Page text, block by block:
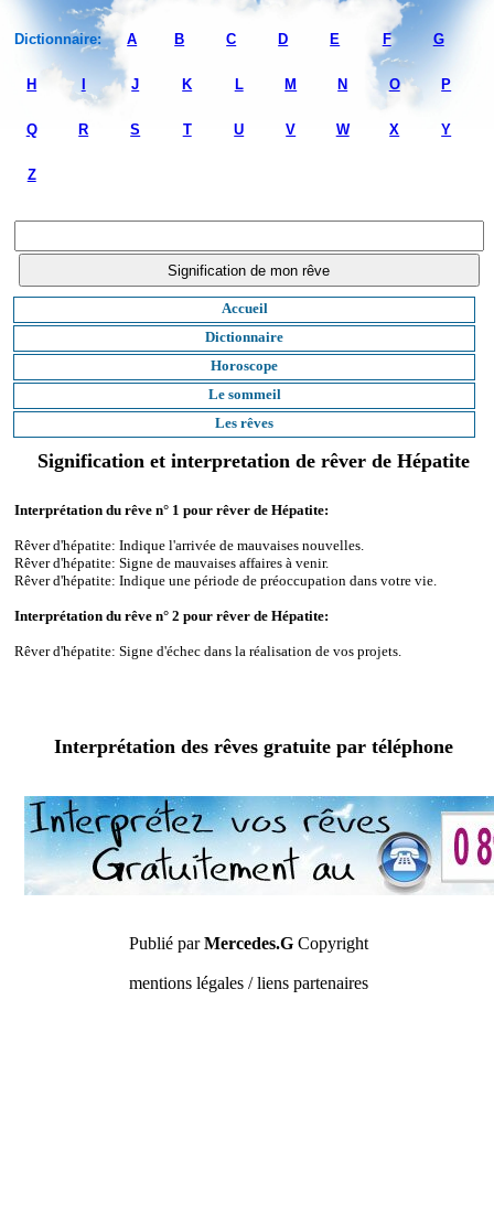
Dictionnaire: A B C D E F G
H J K L M N O P
Q R S T U V W X Y
Z
Accueil
Dictionnaire
Horoscope
Le sommeil
Les rêves
Signification et interpretation de rêver de Hépatite
Interprétation du rêve n° 1 pour rêver de Hépatite:
Rêver d'hépatite: Indique l'arrivée de mauvaises nouvelles.
Rêver d'hépatite: Signe de mauvaises affaires à venir.
Rêver d'hépatite: Indique une période de préoccupation dans votre vie.
Interprétation du rêve n° 2 pour rêver de Hépatite:
Rêver d'hépatite: Signe d'échec dans la réalisation de vos projets.
Interprétation des rêves gratuite par téléphone
Publié parMercedes.GCopyright
mentions légales / liens partenaires